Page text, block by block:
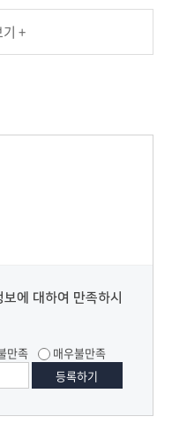
+
에 대하여 만족하시
만족 매우불만족